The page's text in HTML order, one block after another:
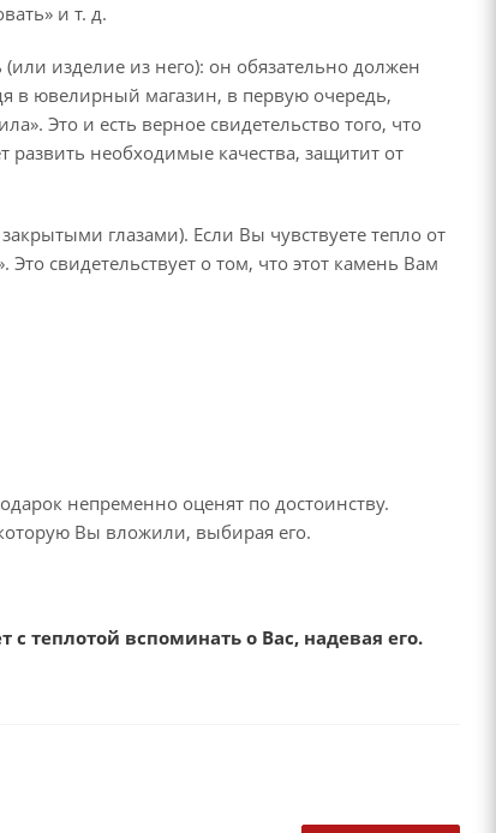
и т. д.
изделие из него): он обязательно должен
в ювелирный магазин, в первую очередь,
Это и есть верное свидетельство того, что
развить необходимые качества, защитит от
глазами). Если Вы чувствуете тепло от
свидетельствует о том, что этот камень Вам
непременно оценят по достоинству.
Вы вложили, выбирая его.
теплотой вспоминать о Вас, надевая его.